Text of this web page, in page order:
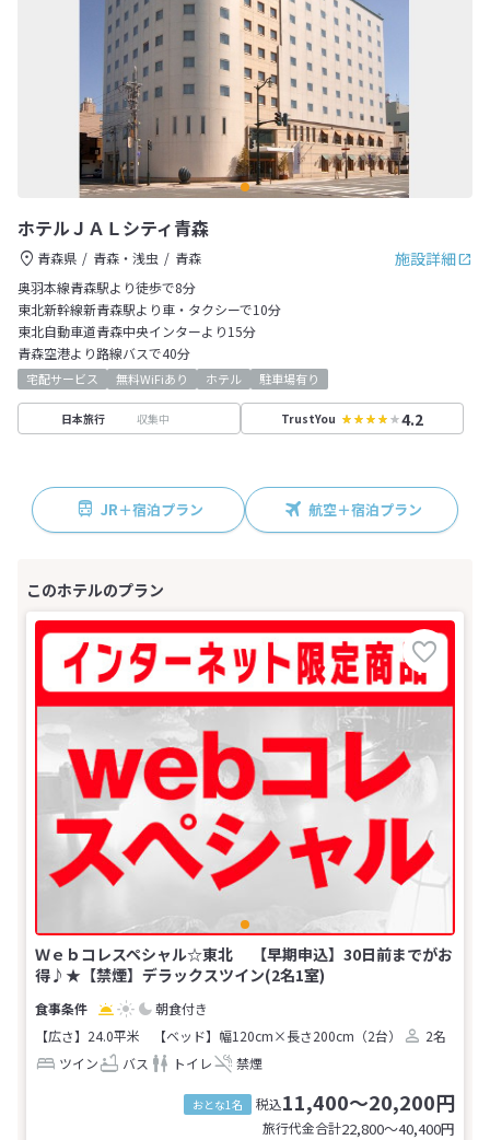
ホテルＪＡＬシティ青森
施設詳細
青森県 青森・浅虫
青森
奥羽本線青森駅より徒歩で8分
東北新幹線新青森駅より車・タクシーで10分
東北自動車道青森中央インターより15分
青森空港より路線バスで40分
宅配サービス 無料WiFiあり ホテル 駐車場有り
日本旅行 収集中 TrustYou 4.2
JR＋宿泊プラン 航空＋宿泊プラン
Ｗｅｂコレスペシャル☆東北 【早期申込】30日前までがお
得♪★【禁煙】デラックスツイン(2名1室)
朝食付き
【広さ】24.0平米
【ベッド】幅120cm×長さ200cm（2台）
2名
ツイン
バス トイレ 禁煙
おとな1名 税込11,400～20,200円
旅行代金合計22,800〜40,400円